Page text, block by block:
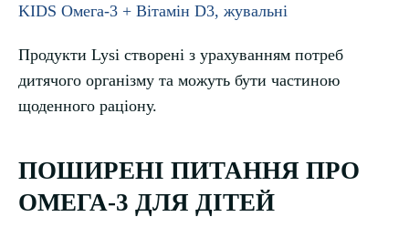
KIDS Омега-3 + Вітамін D3, жувальні
Продукти Lysi створені з урахуванням потреб
дитячого організму та можуть бути частиною
щоденного раціону.
ПОШИРЕНІ ПИТАННЯ ПРО
ОМЕГА-3 ДЛЯ ДІТЕЙ